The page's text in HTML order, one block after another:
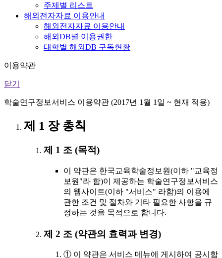
주제별 리스트
해외전자자료 이용안내
해외전자자료 이용안내
해외DB별 이용권한
대학별 해외DB 구독현황
이용약관
닫기
학술연구정보서비스 이용약관 (2017년 1월 1일 ~ 현재 적용)
제 1 장 총칙
제 1 조 (목적)
이 약관은 한국교육학술정보원(이하 "교육정
보원"라 함)이 제공하는 학술연구정보서비스
의 웹사이트(이하 "서비스" 라함)의 이용에
관한 조건 및 절차와 기타 필요한 사항을 규
정하는 것을 목적으로 합니다.
제 2 조 (약관의 효력과 변경)
① 이 약관은 서비스 메뉴에 게시하여 공시함